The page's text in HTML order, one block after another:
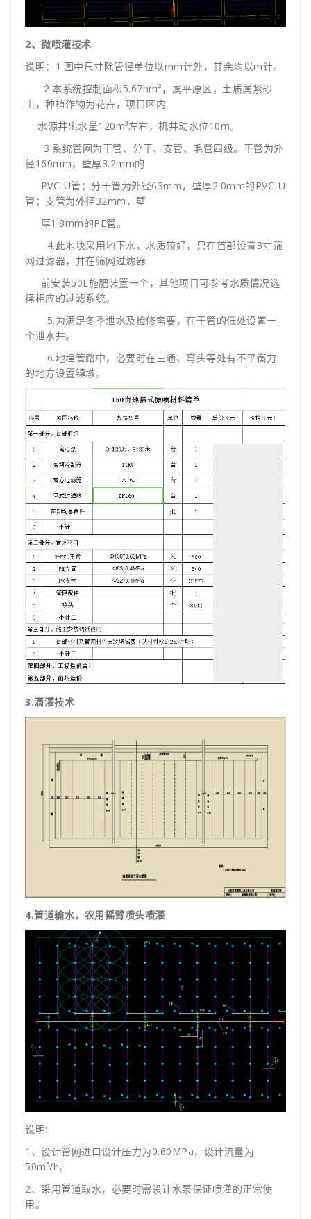
2、微喷灌技术
说明：1.图中尺寸除管径单位以mm计外，其余均以m计。
2.本系统控制面积5.67hm²，属平原区，土质属紧砂
土，种植作物为花卉，项目区内
水源井出水量120m³左右，机井动水位10m。
3.系统管网为干管、分干、支管、毛管四级。干管为外
径160mm，壁厚3.2mm的
PVC-U管；分干管为外径63mm，壁厚2.0mm的PVC-U
管；支管为外径32mm，壁
厚1.8mm的PE管。
4.此地块采用地下水，水质较好，只在首部设置3寸筛
网过滤器，并在筛网过滤器
前安装50L施肥装置一个，其他项目可参考水质情况选
择相应的过滤系统。
5.为满足冬季泄水及检修需要，在干管的低处设置一
个泄水井。
6.地埋管路中，必要时在三通、弯头等处有不平衡力
的地方设置镇墩。
3.滴灌技术
4.管道输水，农用摇臂喷头喷灌
说明:
1、设计管网进口设计压力为0.60MPa，设计流量为
50m³/h。
2、采用管道取水，必要时需设计水泵保证喷灌的正常使
用。